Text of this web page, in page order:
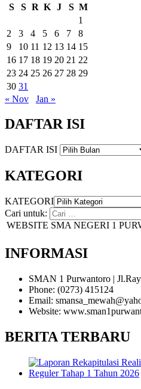
S
S R K J S M
1
2
3 4 5 6 7
8
9
10 11 12 13 14 15
16 17 18 19 20 21 22
23 24 25 26 27 28 29
30 31
« Nov
Jan »
DAFTAR ISI
DAFTAR ISI
KATEGORI
KATEGORI
Cari untuk:
SMA NEGERI 1
INFORMASI
SMAN 1 Purwantoro |
Phone: (0273) 415124
Email:
Website:
BERITA TERBARU